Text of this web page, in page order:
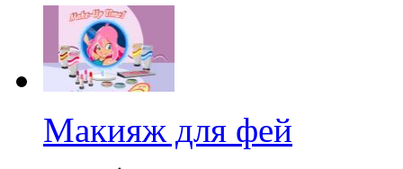
Макияж для фей